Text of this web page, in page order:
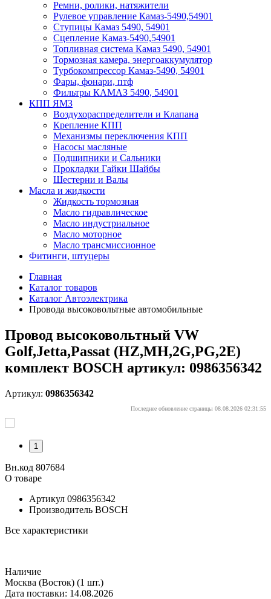
Ремни, ролики, натяжители
Рулевое управление Камаз-5490,54901
Ступицы Камаз 5490, 54901
Сцепление Камаз-5490,54901
Топливная система Камаз 5490, 54901
Тормозная камера, энергоаккумулятор
Турбокомпрессор Камаз-5490, 54901
Фары, фонари, птф
Фильтры КАМАЗ 5490, 54901
КПП ЯМЗ
Воздухораспределители и Клапана
Крепление КПП
Механизмы переключения КПП
Насосы масляные
Подшипники и Сальники
Прокладки Гайки Шайбы
Шестерни и Валы
Масла и жидкости
Жидкость тормозная
Масло гидравлическое
Масло индустриальное
Масло моторное
Масло трансмиссионное
Фитинги, штуцеры
Главная
Каталог товаров
Каталог Автоэлектрика
Провода высоковольтные автомобильные
Провод высоковольтный VW
Golf,Jetta,Passat (HZ,MH,2G,PG,2E)
комплект BOSCH артикул: 0986356342
Артикул: 0986356342
Последнее обновление страницы 08.08.2026 02:31:55
1
Вн.код 807684
О товаре
Артикул 0986356342
Производитель BOSCH
Все характеристики
Наличие
Москва (Восток) (1 шт.)
Дата поставки: 14.08.2026